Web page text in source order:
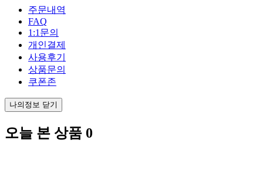
주문내역
FAQ
1:1문의
개인결제
사용후기
상품문의
쿠폰존
나의정보 닫기
오늘 본 상품 0